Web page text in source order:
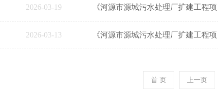
2026-03-19 《河源市源城污水处理厂扩建工程
2026-03-13 《河源市源城污水处理厂扩建工程
首 页 上一页